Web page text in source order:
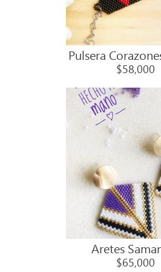
Pulsera
$58,000
Aretes
$65,000